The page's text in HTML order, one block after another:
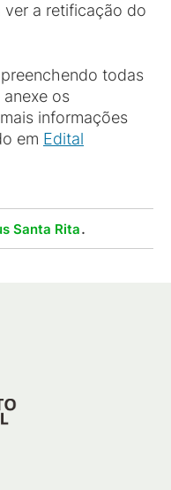
ver a retificação do
todas
os
informações
em Edital
Santa Rita.